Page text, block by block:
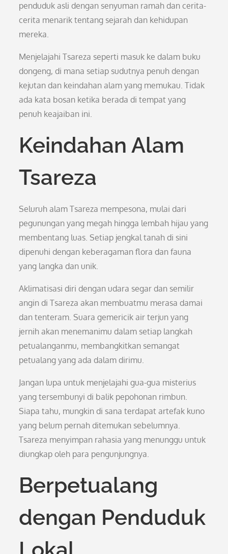
penduduk asli dengan senyuman ramah dan cerita-
cerita menarik tentang sejarah dan kehidupan
mereka.
Menjelajahi Tsareza seperti masuk ke dalam buku
dongeng, di mana setiap sudutnya penuh dengan
kejutan dan keindahan alam yang memukau. Tidak
ada kata bosan ketika berada di tempat yang
penuh keajaiban ini.
Keindahan Alam
Tsareza
Seluruh alam Tsareza mempesona, mulai dari
pegunungan yang megah hingga lembah hijau yang
membentang luas. Setiap jengkal tanah di sini
dipenuhi dengan keberagaman flora dan fauna
yang langka dan unik.
Aklimatisasi diri dengan udara segar dan semilir
angin di Tsareza akan membuatmu merasa damai
dan tenteram. Suara gemericik air terjun yang
jernih akan menemanimu dalam setiap langkah
petualanganmu, membangkitkan semangat
petualang yang ada dalam dirimu.
Jangan lupa untuk menjelajahi gua-gua misterius
yang tersembunyi di balik pepohonan rimbun.
Siapa tahu, mungkin di sana terdapat artefak kuno
yang belum pernah ditemukan sebelumnya.
Tsareza menyimpan rahasia yang menunggu untuk
diungkap oleh para pengunjungnya.
Berpetualang
dengan Penduduk